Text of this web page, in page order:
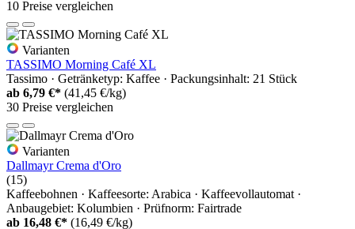
10 Preise vergleichen
Varianten
TASSIMO Morning Café XL
Tassimo · Getränketyp: Kaffee · Packungsinhalt: 21 Stück
ab 6,79 €* (41,45 €/kg)
30 Preise vergleichen
Varianten
Dallmayr Crema d'Oro
(15)
Kaffeebohnen · Kaffeesorte: Arabica · Kaffeevollautomat ·
Anbaugebiet: Kolumbien · Prüfnorm: Fairtrade
ab 16,48 €* (16,49 €/kg)